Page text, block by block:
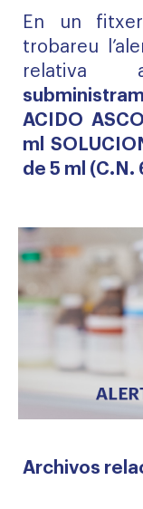
Archivos
En un
trobareu
ACIDO
ml
de 5 ml (C.N.